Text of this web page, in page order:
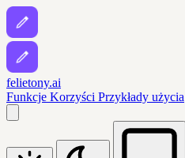
felietony.ai
Funkcje Korzyści Przykłady użycia